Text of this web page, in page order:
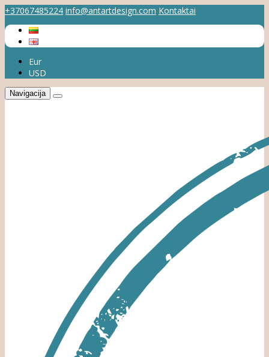
+37067485224 info@antartdesign.com Kontaktai
Eur
USD
Navigacija